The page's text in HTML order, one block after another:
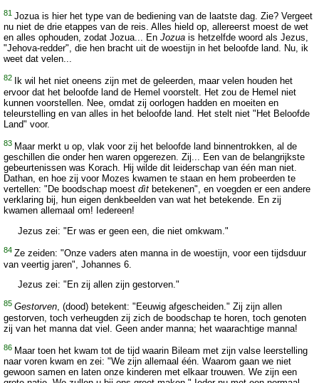
81 Jozua is hier het type van de bediening van de laatste dag. Zie? Vergeet
nu niet de drie etappes van de reis. Alles hield op, allereerst moest de wet
en alles ophouden, zodat Jozua... En Jozua is hetzelfde woord als Jezus,
"Jehova-redder", die hen bracht uit de woestijn in het beloofde land. Nu, ik
weet dat velen...
82
Ik wil het niet oneens zijn met de geleerden, maar velen houden het
ervoor dat het beloofde land de Hemel voorstelt. Het zou de Hemel niet
kunnen voorstellen. Nee, omdat zij oorlogen hadden en moeiten en
teleurstelling en van alles in het beloofde land. Het stelt niet "Het Beloofde
Land" voor.
83 Maar merkt u op, vlak voor zij het beloofde land binnentrokken, al de
geschillen die onder hen waren opgerezen. Zij... Een van de belangrijkste
gebeurtenissen was Korach. Hij wilde dit leiderschap van één man niet.
Dathan, en hoe zij voor Mozes kwamen te staan en hem probeerden te
vertellen: "De boodschap moest dìt betekenen", en voegden er een andere
verklaring bij, hun eigen denkbeelden van wat het betekende. En zij
kwamen allemaal om! Iedereen!
Jezus zei: "Er was er geen een, die niet omkwam."
84 Ze zeiden: "Onze vaders aten manna in de woestijn, voor een tijdsduur
van veertig jaren", Johannes 6.
Jezus zei: "En zij allen zijn gestorven."
85 Gestorven, (dood) betekent: "Eeuwig afgescheiden." Zij zijn allen
gestorven, toch verheugden zij zich de boodschap te horen, toch genoten
zij van het manna dat viel. Geen ander manna; het waarachtige manna!
86 Maar toen het kwam tot de tijd waarin Bileam met zijn valse leerstelling
naar voren kwam en zei: "We zijn allemaal één. Waarom gaan we niet
gewoon samen en laten onze kinderen met elkaar trouwen. We zijn een